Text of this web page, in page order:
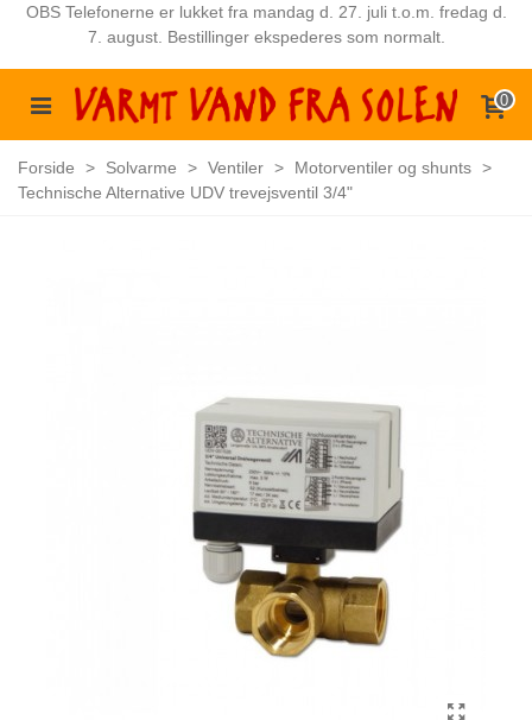
OBS Telefonerne er lukket fra mandag d. 27. juli t.o.m. fredag d.
7. august. Bestillinger ekspederes som normalt.
0
Forside > Solvarme > Ventiler > Motorventiler og shunts >
Technische Alternative UDV trevejsventil 3/4"